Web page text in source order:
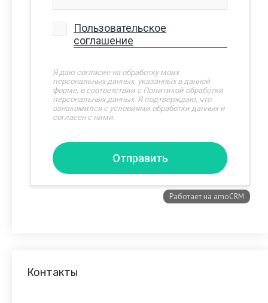
Контакты